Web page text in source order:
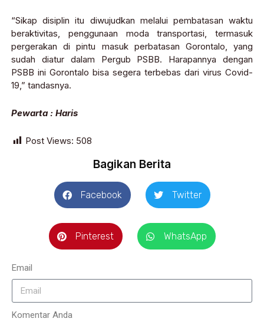
“Sikap disiplin itu diwujudkan melalui pembatasan waktu
beraktivitas, penggunaan moda transportasi, termasuk
pergerakan di pintu masuk perbatasan Gorontalo, yang
sudah diatur dalam Pergub PSBB. Harapannya dengan
PSBB ini Gorontalo bisa segera terbebas dari virus Covid-
19,” tandasnya.
Pewarta : Haris
Post Views: 508
Bagikan Berita
Facebook Twitter
Pinterest WhatsApp
Email
Komentar Anda